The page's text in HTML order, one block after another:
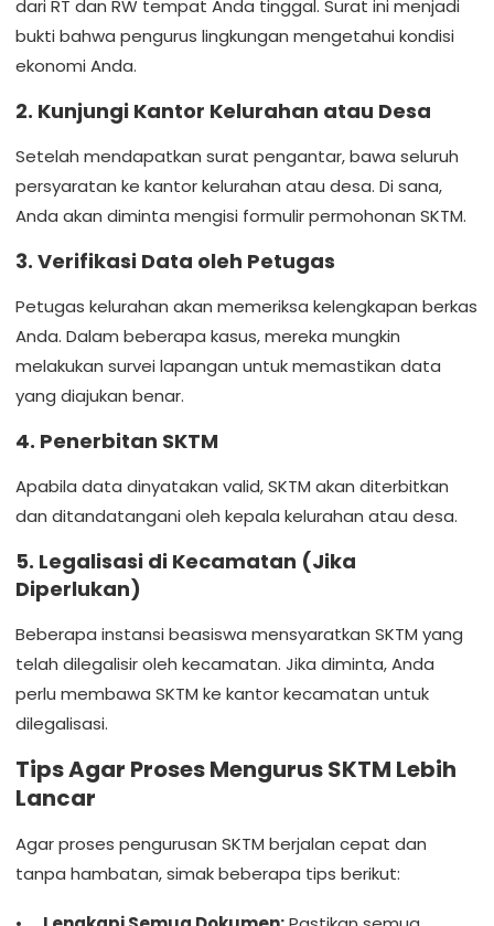
dari RT dan RW tempat Anda tinggal. Surat ini menjadi
bukti bahwa pengurus lingkungan mengetahui kondisi
ekonomi Anda.
2. Kunjungi Kantor Kelurahan atau Desa
Setelah mendapatkan surat pengantar, bawa seluruh
persyaratan ke kantor kelurahan atau desa. Di sana,
Anda akan diminta mengisi formulir permohonan SKTM.
3. Verifikasi Data oleh Petugas
Petugas kelurahan akan memeriksa kelengkapan berkas
Anda. Dalam beberapa kasus, mereka mungkin
melakukan survei lapangan untuk memastikan data
yang diajukan benar.
4. Penerbitan SKTM
Apabila data dinyatakan valid, SKTM akan diterbitkan
dan ditandatangani oleh kepala kelurahan atau desa.
5. Legalisasi di Kecamatan (Jika
Diperlukan)
Beberapa instansi beasiswa mensyaratkan SKTM yang
telah dilegalisir oleh kecamatan. Jika diminta, Anda
perlu membawa SKTM ke kantor kecamatan untuk
dilegalisasi.
Tips Agar Proses Mengurus SKTM Lebih
Lancar
Agar proses pengurusan SKTM berjalan cepat dan
tanpa hambatan, simak beberapa tips berikut: